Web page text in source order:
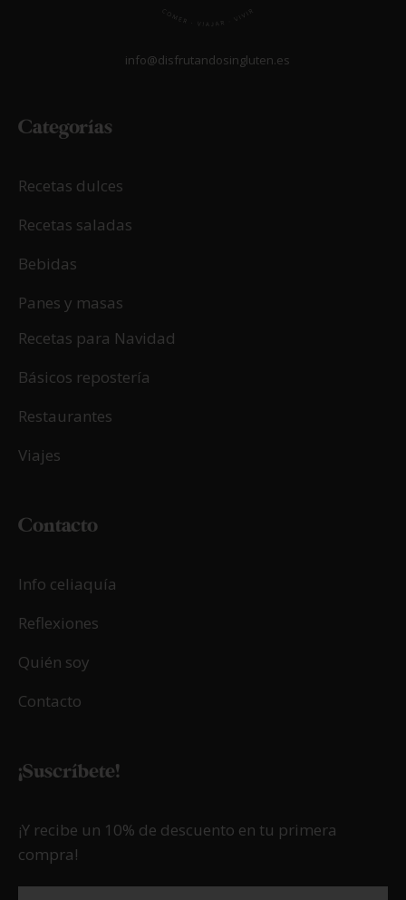
info@disfrutandosingluten.es
Categorías
Recetas dulces
Recetas saladas
Bebidas
Panes y masas
Recetas para Navidad
Básicos repostería
Restaurantes
Viajes
Contacto
Info celiaquía
Reflexiones
Quién soy
Contacto
¡Suscríbete!
¡Y recibe un 10% de descuento en tu primera
compra!